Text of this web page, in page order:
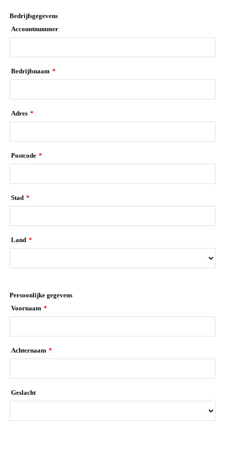
Bedrijfsgegevens
Accountnummer
Bedrijfsnaam *
Adres *
Postcode *
Stad *
Land *
Persoonlijke gegevens
Voornaam *
Achternaam *
Geslacht